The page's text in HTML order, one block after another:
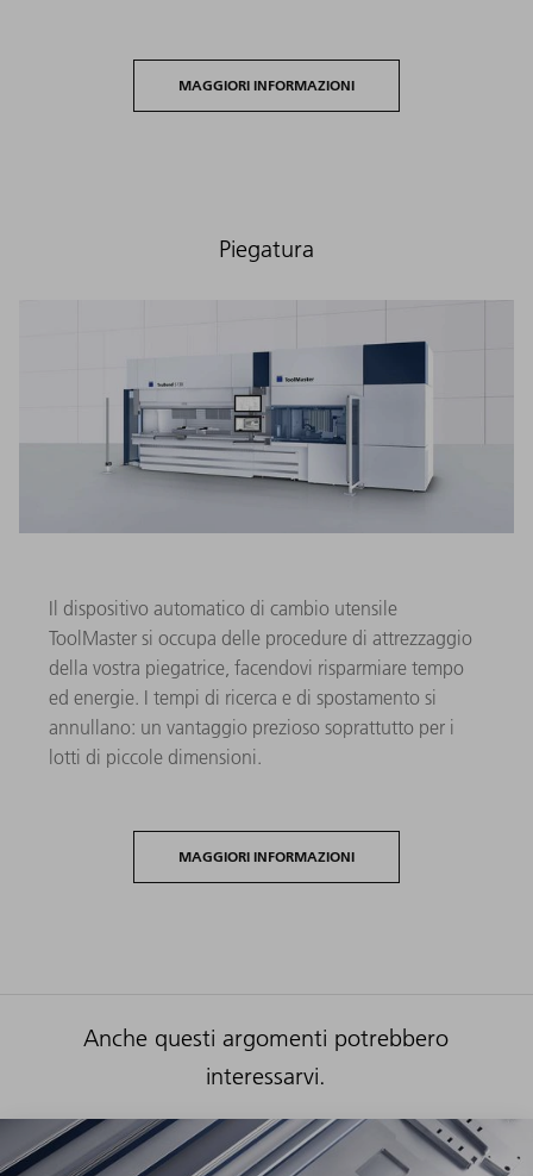
MAGGIORI INFORMAZIONI
Piegatura
Il dispositivo automatico di cambio utensile
ToolMaster si occupa delle procedure di attrezzaggio
della vostra piegatrice, facendovi risparmiare tempo
ed energie. I tempi di ricerca e di spostamento si
annullano: un vantaggio prezioso soprattutto per i
lotti di piccole dimensioni.
MAGGIORI INFORMAZIONI
Anche questi argomenti potrebbero
interessarvi.